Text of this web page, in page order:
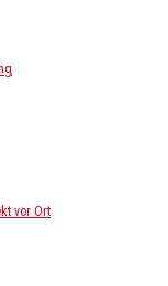
vor Ort